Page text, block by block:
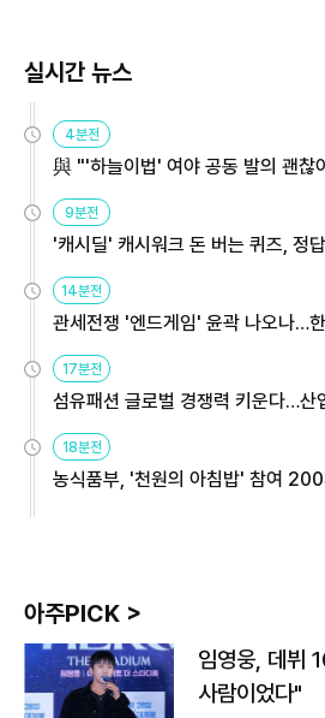
실시간 뉴스
4분전
與 "'하늘이법' 여야 공동 발의 괜찮
9분전
'캐시딜' 캐시워크 돈 버는 퀴즈, 정
14분전
관세전쟁 '엔드게임' 윤곽 나오나…
용해야
17분전
섬유패션 글로벌 경쟁력 키운다…
원
18분전
농식품부, '천원의 아침밥' 참여
아주PICK >
임영웅, 데뷔
사람이었다"